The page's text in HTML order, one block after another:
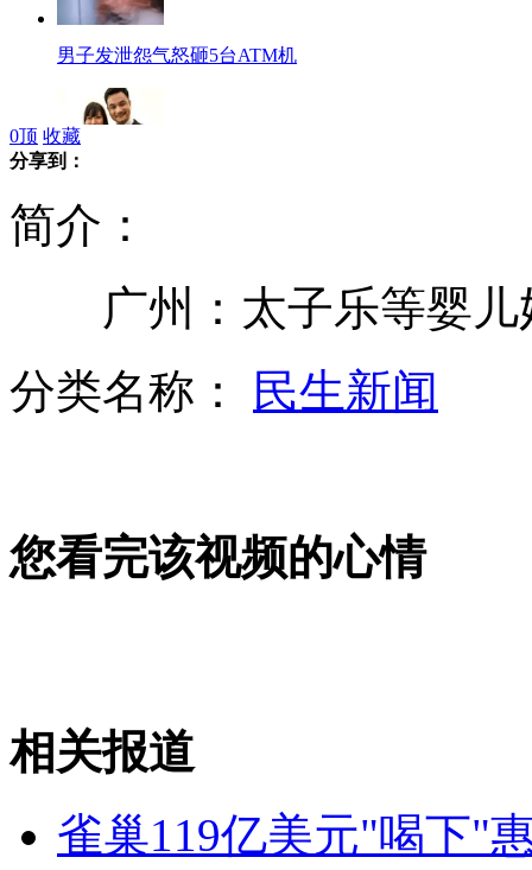
男子发泄怨气怒砸5台ATM机
疯狂女子楼顶抛砖 警民合力制伏
默多克父子将接受英媒体道德听证会质询
0顶 收藏
分享到：
简介：
广州：太子乐等婴儿
分类名称：
民生新闻
您看完该视频的心情
相关报道
雀巢119亿美元"喝下"